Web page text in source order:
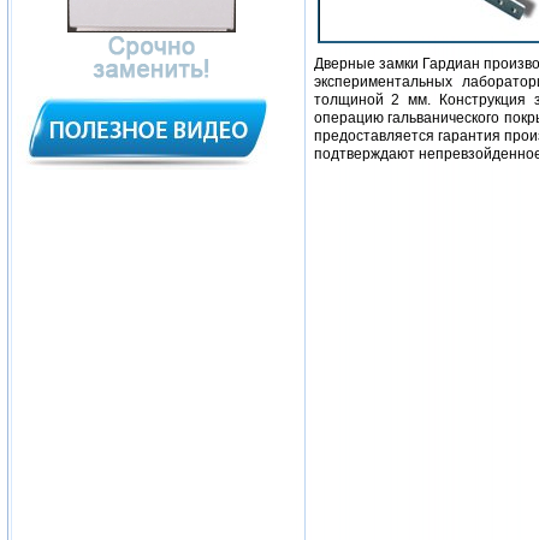
Дверные замки Гардиан
экспериментальных
толщиной 2 мм. Конструкция
операцию гальванического
предоставляется гарантия
подтверждают